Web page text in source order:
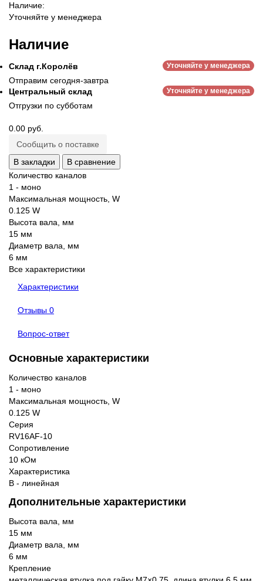
Наличие:
Уточняйте у менеджера
Наличие
Склад г.Королёв Уточняйте у менеджера
Отправим сегодня-завтра
Центральный склад
Уточняйте у менеджера
Отгрузки по субботам
0.00 руб.
Сообщить о поставке
В закладки
В сравнение
Количество каналов
1 - моно
Максимальная мощность, W
0.125 W
Высота вала, мм
15 мм
Диаметр вала, мм
6 мм
Все характеристики
Характеристики
Отзывы 0
Вопрос-ответ
Основные характеристики
Количество каналов
1 - моно
Максимальная мощность, W
0.125 W
Серия
RV16AF-10
Сопротивление
10 кОм
Характеристика
B - линейная
Дополнительные характеристики
Высота вала, мм
15 мм
Диаметр вала, мм
6 мм
Крепление